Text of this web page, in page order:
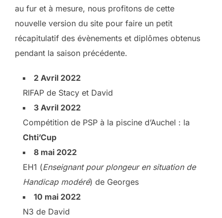
au fur et à mesure, nous profitons de cette
nouvelle version du site pour faire un petit
récapitulatif des évènements et diplômes obtenus
pendant la saison précédente.
2 Avril 2022
RIFAP de Stacy et David
3 Avril 2022
Compétition de PSP à la piscine d’Auchel : la
Chti’Cup
8 mai 2022
EH1 (Enseignant pour plongeur en situation de
Handicap modéré) de Georges
10 mai 2022
N3 de David